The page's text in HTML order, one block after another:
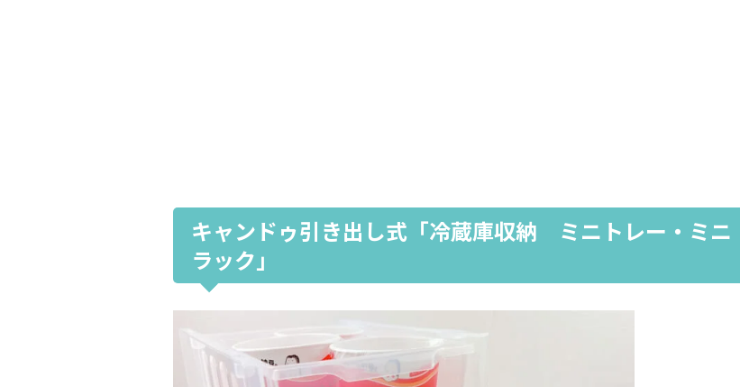
キャンドゥ引き出し式「冷蔵庫収納 ミニトレー・ミニ
ラック」